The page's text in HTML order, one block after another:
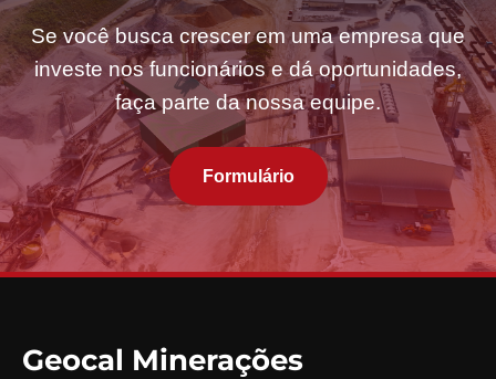
Se você busca crescer em uma empresa que
investe nos funcionários e dá oportunidades,
faça parte da nossa equipe.
Formulário
Geocal Minerações